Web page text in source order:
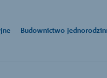
Budownictwo